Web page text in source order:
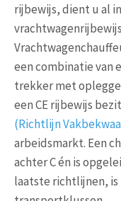
rijbewijs, dient u al
een combinatie van
trekker met
een CE rijbewijs
(Richtlijn
arbeidsmarkt. Een
achter C én is
laatste richtlijnen,